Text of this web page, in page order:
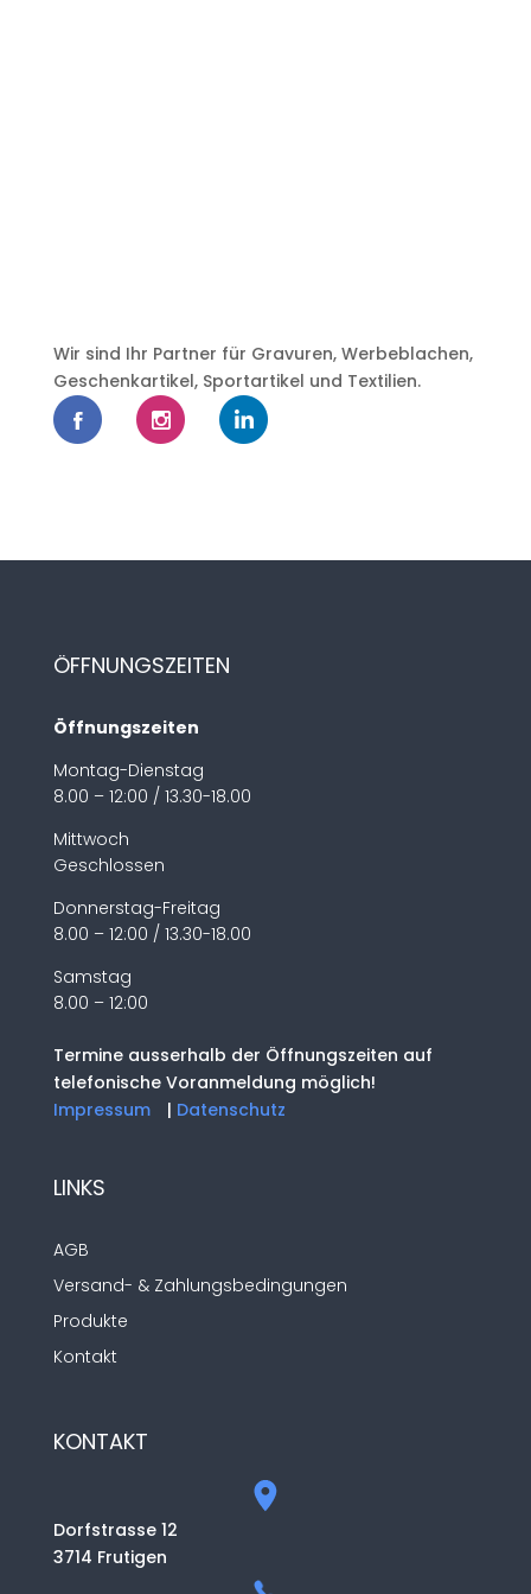
Wir sind Ihr Partner für Gravuren, Werbeblachen,
Geschenkartikel, Sportartikel und Textilien.
ÖFFNUNGSZEITEN
Öffnungszeiten
Montag-Dienstag
8.00 – 12:00 / 13.30-18.00
Mittwoch
Geschlossen
Donnerstag-Freitag
8.00 – 12:00 / 13.30-18.00
Samstag
8.00 – 12:00
Termine ausserhalb der Öffnungszeiten auf
telefonische Voranmeldung möglich!
Impressum
| Datenschutz
LINKS
AGB
Versand- & Zahlungsbedingungen
Produkte
Kontakt
KONTAKT
Dorfstrasse 12
3714 Frutigen